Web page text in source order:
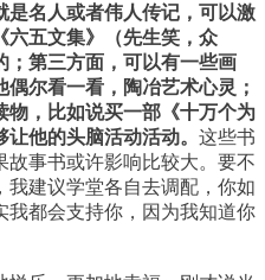
是名人或者伟人传记，可以激
六五文集》（先生笑，众
；第三方面，可以有一些画
尔看一看，陶冶艺术心灵；
物，比如说买一部《十万个为
他的头脑活动活动。 这些书
故事书或许影响比较大。要不
建议学堂各自去调配，你如
我都会支持你，因为我知道你